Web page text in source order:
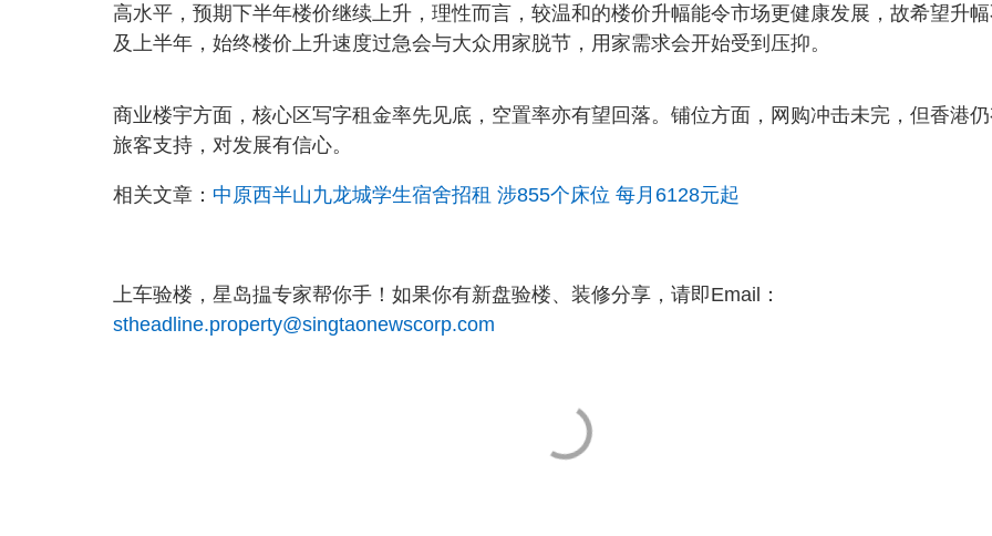
高水平，预期下半年楼价继续上升，理性而言，较温和的楼价升幅能令市场更健康发展，故希望升
及上半年，始终楼价上升速度过急会与大众用家脱节，用家需求会开始受到压抑。
商业楼宇方面，核心区写字租金率先见底，空置率亦有望回落。铺位方面，网购冲击未完，但香港
旅客支持，对发展有信心。
相关文章： 中原西半山九龙城学生宿舍招租 涉855个床位 每月6128元起
上车验楼，星岛揾专家帮你手！如果你有新盘验楼、装修分享，请即Email：
stheadline.property@singtaonewscorp.com